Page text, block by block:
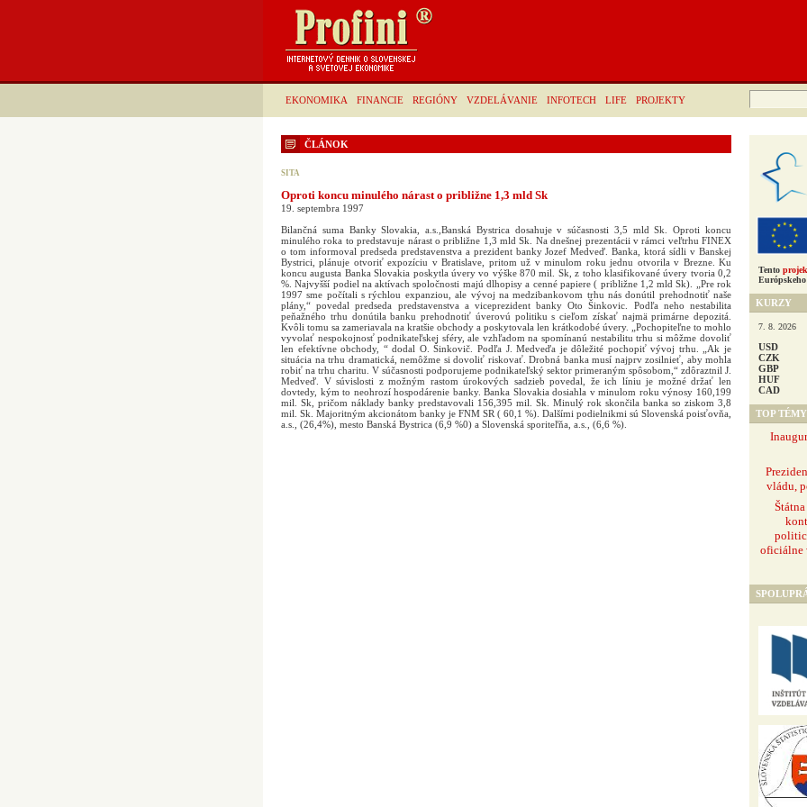
EKONOMIKA FINANCIE REGIÓNY VZDELÁVANIE INFOTECH LIFE PROJEKTY
Hľadať:
ČLÁNOK
SITA
Oproti koncu minulého nárast o približne 1,3 mld Sk
19. septembra 1997
Bilančná suma Banky Slovakia, a.s.,Banská Bystrica dosahuje v súčasnosti 3,5 mld Sk. Oproti koncu
minulého roka to predstavuje nárast o približne 1,3 mld Sk. Na dnešnej prezentácii v rámci veľtrhu FINEX
o tom informoval predseda predstavenstva a prezident banky Jozef Medveď. Banka, ktorá sídli v Banskej
Bystrici, plánuje otvoriť expozíciu v Bratislave, pritom už v minulom roku jednu otvorila v Brezne. Ku
koncu augusta Banka Slovakia poskytla úvery vo výške 870 mil. Sk, z toho klasifikované úvery tvoria 0,2
%. Najvyšší podiel na aktívach spoločnosti majú dlhopisy a cenné papiere ( približne 1,2 mld Sk). „Pre rok
1997 sme počítali s rýchlou expanziou, ale vývoj na medzibankovom trhu nás donútil prehodnotiť naše
plány,“ povedal predseda predstavenstva a viceprezident banky Oto Šinkovic. Podľa neho nestabilita
peňažného trhu donútila banku prehodnotiť úverovú politiku s cieľom získať najmä primárne depozitá.
Kvôli tomu sa zameriavala na kratšie obchody a poskytovala len krátkodobé úvery. „Pochopiteľne to mohlo
vyvolať nespokojnosť podnikateľskej sféry, ale vzhľadom na spomínanú nestabilitu trhu si môžme dovoliť
len efektívne obchody, “ dodal O. Šinkovič. Podľa J. Medveďa je dôležité pochopiť vývoj trhu. „Ak je
situácia na trhu dramatická, nemôžme si dovoliť riskovať. Drobná banka musí najprv zosilnieť, aby mohla
robiť na trhu charitu. V súčasnosti podporujeme podnikateľský sektor primeraným spôsobom,“ zdôraztnil J.
Medveď. V súvislosti z možným rastom úrokových sadzieb povedal, že ich líniu je možné držať len
dovtedy, kým to neohrozí hospodárenie banky. Banka Slovakia dosiahla v minulom roku výnosy 160,199
mil. Sk, pričom náklady banky predstavovali 156,395 mil. Sk. Minulý rok skončila banka so ziskom 3,8
mil. Sk. Majoritným akcionátom banky je FNM SR ( 60,1 %). Dalšími podielnikmi sú Slovenská poisťovňa,
a.s., (26,4%), mesto Banská Bystrica (6,9 %0) a Slovenská sporiteľňa, a.s., (6,6 %).
Tento
KURZY
7. 8. 2026
USD
CZK
GBP
HUF
CAD
TOP TÉMY
vládu,
oficiálne